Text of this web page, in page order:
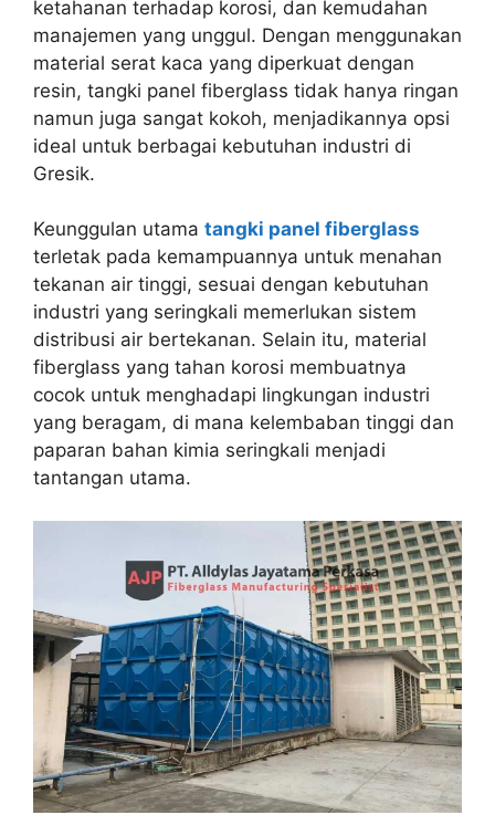
ketahanan terhadap korosi, dan kemudahan
manajemen yang unggul. Dengan menggunakan
material serat kaca yang diperkuat dengan
resin, tangki panel fiberglass tidak hanya ringan
namun juga sangat kokoh, menjadikannya opsi
ideal untuk berbagai kebutuhan industri di
Gresik.
Keunggulan utama tangki panel fiberglass
terletak pada kemampuannya untuk menahan
tekanan air tinggi, sesuai dengan kebutuhan
industri yang seringkali memerlukan sistem
distribusi air bertekanan. Selain itu, material
fiberglass yang tahan korosi membuatnya
cocok untuk menghadapi lingkungan industri
yang beragam, di mana kelembaban tinggi dan
paparan bahan kimia seringkali menjadi
tantangan utama.